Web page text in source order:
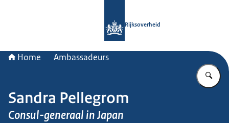
Rijksoverheid
Home Ambassadeurs
Sandra Pellegrom
Consul-generaal in Japan